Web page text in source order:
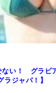
ない！ グラビ
ラジャパ！】